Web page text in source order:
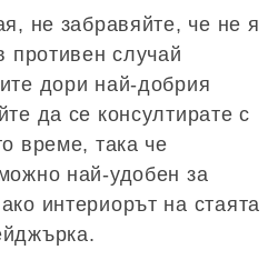
не забравяйте, че не я
противен случай
дори най-добрия
да се консултирате с
време, така че
най-удобен за
интериорът на стаята